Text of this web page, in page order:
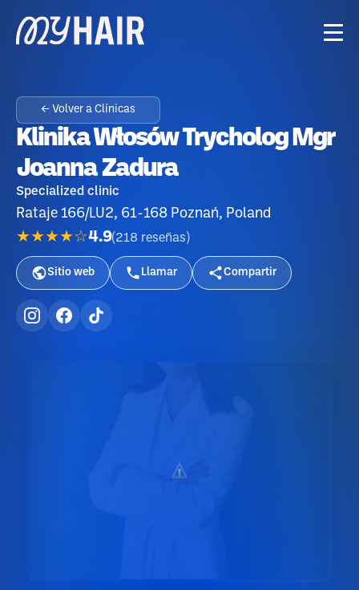
← Volver a Clínicas
Klinika Włosów Trycholog Mgr
Joanna Zadura
Specialized clinic
Rataje 166/LU2, 61-168 Poznań, Poland
★★★★☆4.9(218 reseñas )
Sitio web Llamar Compartir